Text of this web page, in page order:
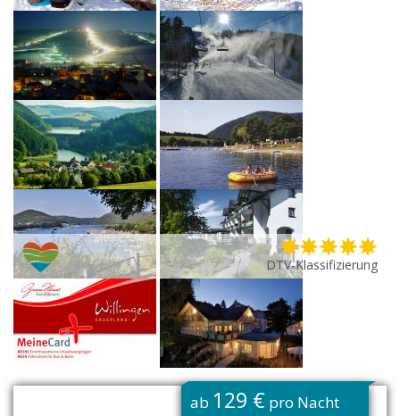
DTV-Klassifizierung
ab 129 € pro Nacht